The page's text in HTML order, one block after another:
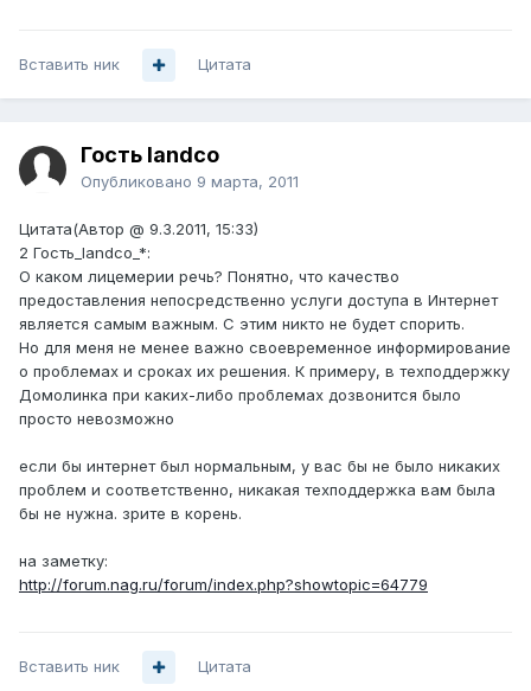
Вставить ник Цитата
Гость landco
Опубликовано 9 марта, 2011
Цитата(Автор @ 9.3.2011, 15:33)
2 Гость_landco_*:
О каком лицемерии речь? Понятно, что качество
предоставления непосредственно услуги доступа в Интернет
является самым важным. С этим никто не будет спорить.
Но для меня не менее важно своевременное информирование
о проблемах и сроках их решения. К примеру, в техподдержку
Домолинка при каких-либо проблемах дозвонится было
просто невозможно
если бы интернет был нормальным, у вас бы не было никаких
проблем и соответственно, никакая техподдержка вам была
бы не нужна. зрите в корень.
на заметку:
http://forum.nag.ru/forum/index.php?showtopic=64779
Вставить ник Цитата